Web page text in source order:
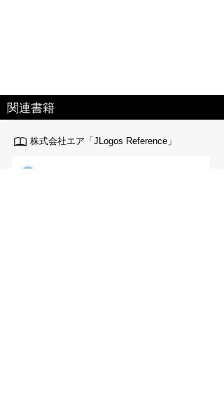
関連書籍
株式会社エア「JLogos Reference」